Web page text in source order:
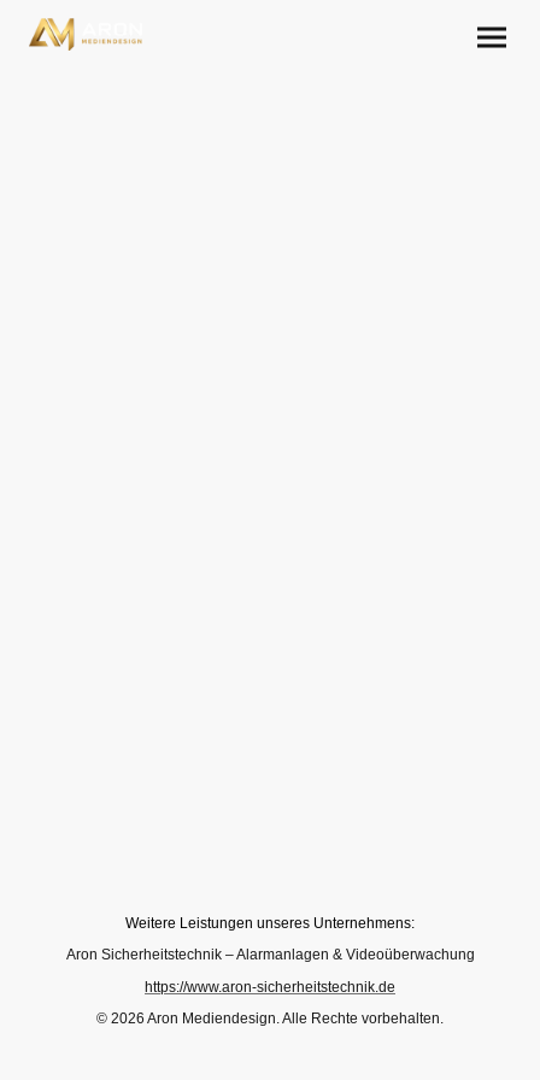
Weitere Leistungen unseres Unternehmens:
Aron Sicherheitstechnik – Alarmanlagen & Videoüberwachung
https://www.aron-sicherheitstechnik.de
© 2026 Aron Mediendesign. Alle Rechte vorbehalten.